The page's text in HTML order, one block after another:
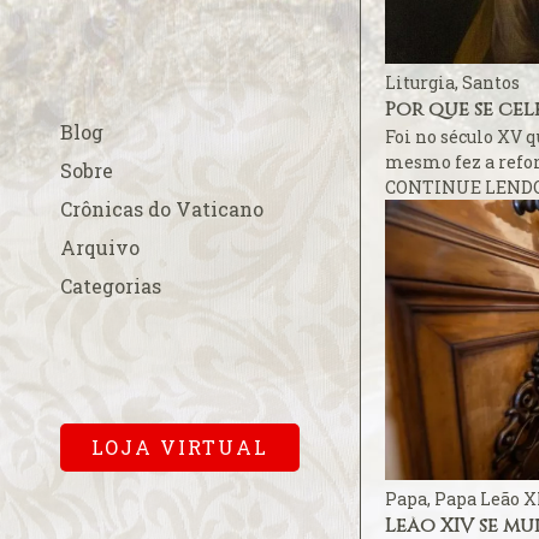
Blog
Sobre
Crônicas do Vaticano
Arquivo
Categorias
LOJA VIRTUAL
A esperada
A fé na Europa
A FSSPX
acordo China-
A Padroeira do
em Roma
A Parada Gay e
A polêmica
para a missa
A primeira
Cardinalício
A Sala
Vaticana
A solene
A Terra de Vera
Liturgia, Santos
Por que se
Foi no século XV
mesmo fez a
CONTINUE
Papa, Papa Leão
Leão XIV se